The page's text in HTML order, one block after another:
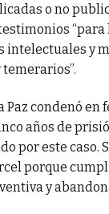
o no
intelectuales y
condenó en
años de
por este caso.
porque
y